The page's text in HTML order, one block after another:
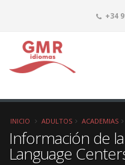
+34
INICIO ADULTOS ACADEMIAS
Información de
Language